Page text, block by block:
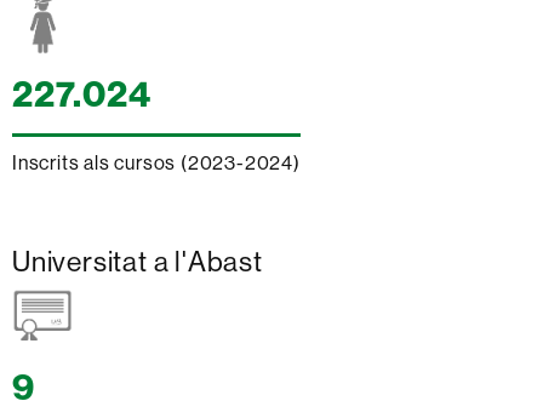
227.024
Inscrits als cursos (2023-2024)
Universitat a l'Abast
9